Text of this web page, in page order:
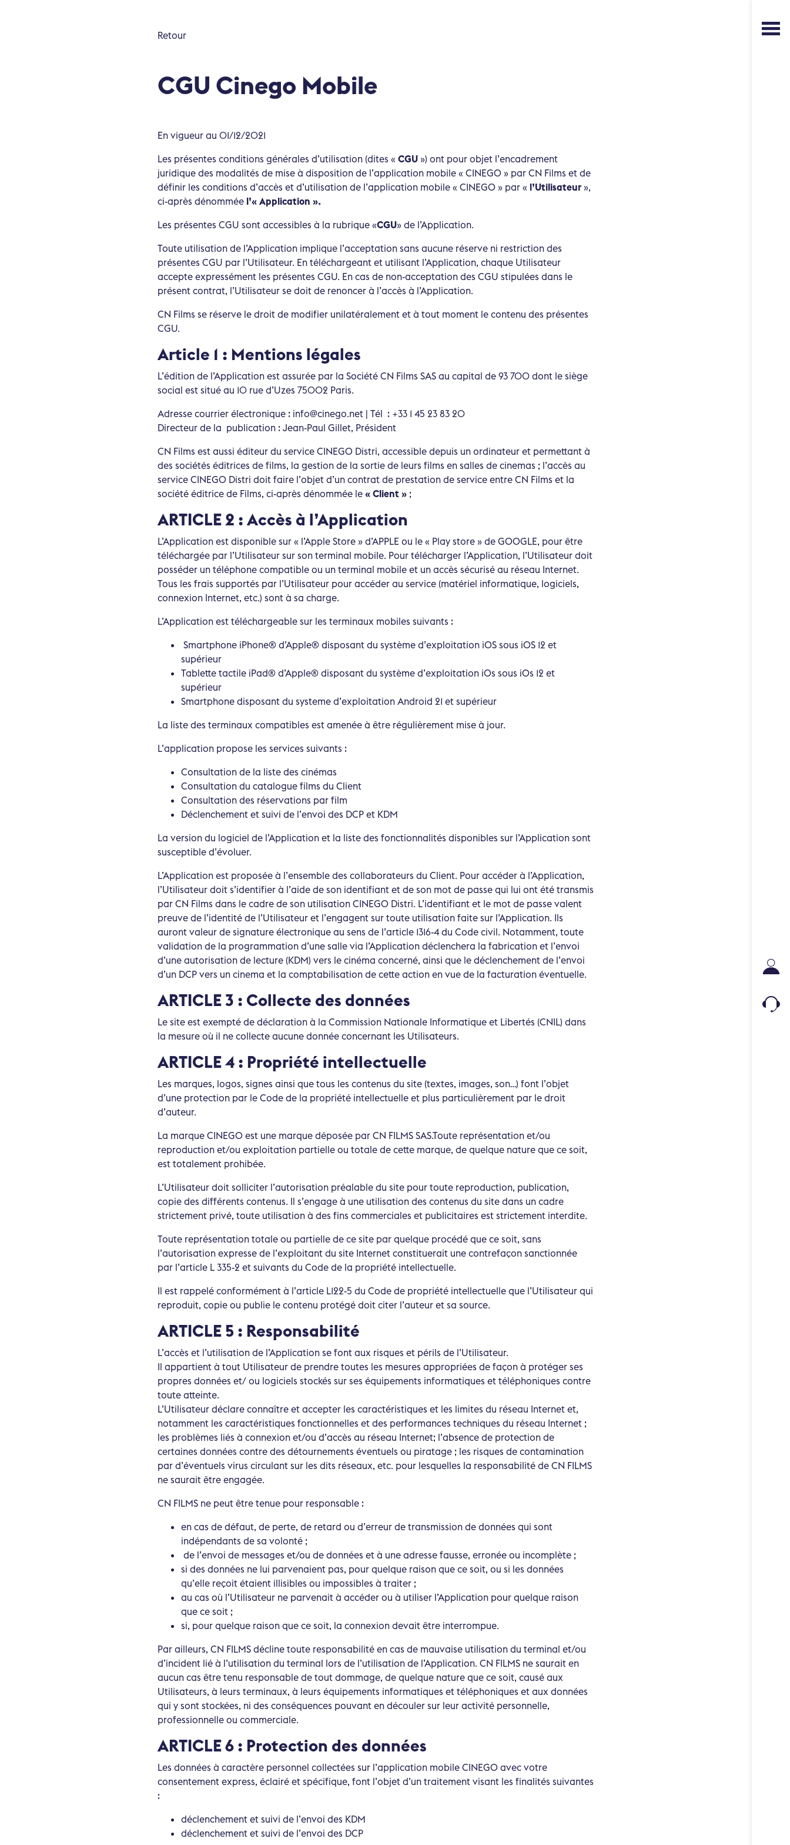
Retour
CGU Cinego Mobile
En vigueur au 01/12/2021
Les présentes conditions générales d’utilisation (dites « CGU») ont pour objet l’encadrement
juridique des modalités de mise à disposition de l’application mobile « CINEGO » par CN Films et de
définir les conditions d’accès et d’utilisation de l’application mobile « CINEGO » par « l’Utilisateur»,
ci-après dénommée l’« Application ».
Les présentes CGU sont accessibles à la rubrique «CGU» de l’Application.
Toute utilisation de l’Application implique l’acceptation sans aucune réserve ni restriction des
présentes CGU par l’Utilisateur. En téléchargeant et utilisant l’Application, chaque Utilisateur
accepte expressément les présentes CGU. En cas de non-acceptation des CGU stipulées dans le
présent contrat, l’Utilisateur se doit de renoncer à l’accès à l’Application.
CN Films se réserve le droit de modifier unilatéralement et à tout moment le contenu des présentes
CGU.
Article 1 : Mentions légales
L’édition de l’Application est assurée par la Société CN Films SAS au capital de 93 700 dont le siège
social est situé au 10 rue d’Uzes 75002 Paris.
Adresse courrier électronique : info@cinego.net | Tél : +33 1 45 23 83 20
Directeur de la publication : Jean-Paul Gillet, Président
CN Films est aussi éditeur du service CINEGO Distri, accessible depuis un ordinateur et permettant à
des sociétés éditrices de films, la gestion de la sortie de leurs films en salles de cinemas ; l’accès au
service CINEGO Distri doit faire l’objet d’un contrat de prestation de service entre CN Films et la
société éditrice de Films, ci-après dénommée le« Client » ;
ARTICLE 2 : Accès à l’Application
L’Application est disponible sur « l’Apple Store » d’APPLE ou le « Play store » de GOOGLE, pour être
téléchargée par l’Utilisateur sur son terminal mobile. Pour télécharger l’Application, l’Utilisateur doit
posséder un téléphone compatible ou un terminal mobile et un accès sécurisé au réseau Internet.
Tous les frais supportés par l’Utilisateur pour accéder au service (matériel informatique, logiciels,
connexion Internet, etc.) sont à sa charge.
L’Application est téléchargeable sur les terminaux mobiles suivants :
Smartphone iPhone® d’Apple® disposant du système d’exploitation iOS sous iOS 12 et
supérieur
Tablette tactile iPad® d’Apple® disposant du système d’exploitation iOs sous iOs 12 et
supérieur
Smartphone disposant du systeme d’exploitation Android 21 et supérieur
La liste des terminaux compatibles est amenée à être régulièrement mise à jour.
L’application propose les services suivants :
Consultation de la liste des cinémas
Consultation du catalogue films du Client
Consultation des réservations par film
Déclenchement et suivi de l’envoi des DCP et KDM
La version du logiciel de l’Application et la liste des fonctionnalités disponibles sur l’Application sont
susceptible d’évoluer.
L’Application est proposée à l’ensemble des collaborateurs du Client. Pour accéder à l’Application,
l’Utilisateur doit s’identifier à l’aide de son identifiant et de son mot de passe qui lui ont été transmis
par CN Films dans le cadre de son utilisation CINEGO Distri. L’identifiant et le mot de passe valent
preuve de l’identité de l’Utilisateur et l’engagent sur toute utilisation faite sur l’Application. Ils
auront valeur de signature électronique au sens de l’article 1316-4 du Code civil. Notamment, toute
validation de la programmation d’une salle via l’Application déclenchera la fabrication et l’envoi
d’une autorisation de lecture (KDM) vers le cinéma concerné, ainsi que le déclenchement de l’envoi
d’un DCP vers un cinema et la comptabilisation de cette action en vue de la facturation éventuelle.
ARTICLE 3 : Collecte des données
Le site est exempté de déclaration à la Commission Nationale Informatique et Libertés (CNIL) dans
la mesure où il ne collecte aucune donnée concernant les Utilisateurs.
ARTICLE 4 : Propriété intellectuelle
Les marques, logos, signes ainsi que tous les contenus du site (textes, images, son…) font l’objet
d’une protection par le Code de la propriété intellectuelle et plus particulièrement par le droit
d’auteur.
La marque CINEGO est une marque déposée par CN FILMS SAS.Toute représentation et/ou
reproduction et/ou exploitation partielle ou totale de cette marque, de quelque nature que ce soit,
est totalement prohibée.
L’Utilisateur doit solliciter l’autorisation préalable du site pour toute reproduction, publication,
copie des différents contenus. Il s’engage à une utilisation des contenus du site dans un cadre
strictement privé, toute utilisation à des fins commerciales et publicitaires est strictement interdite.
Toute représentation totale ou partielle de ce site par quelque procédé que ce soit, sans
l’autorisation expresse de l’exploitant du site Internet constituerait une contrefaçon sanctionnée
par l’article L 335-2 et suivants du Code de la propriété intellectuelle.
Il est rappelé conformément à l’article L122-5 du Code de propriété intellectuelle que l’Utilisateur qui
reproduit, copie ou publie le contenu protégé doit citer l’auteur et sa source.
ARTICLE 5 : Responsabilité
L’accès et l’utilisation de l’Application se font aux risques et périls de l’Utilisateur.
Il appartient à tout Utilisateur de prendre toutes les mesures appropriées de façon à protéger ses
propres données et/ ou logiciels stockés sur ses équipements informatiques et téléphoniques contre
toute atteinte.
L’Utilisateur déclare connaître et accepter les caractéristiques et les limites du réseau Internet et,
notamment les caractéristiques fonctionnelles et des performances techniques du réseau Internet ;
les problèmes liés à connexion et/ou d’accès au réseau Internet; l’absence de protection de
certaines données contre des détournements éventuels ou piratage ; les risques de contamination
par d’éventuels virus circulant sur les dits réseaux, etc. pour lesquelles la responsabilité de CN FILMS
ne saurait être engagée.
CN FILMS ne peut être tenue pour responsable :
en cas de défaut, de perte, de retard ou d’erreur de transmission de données qui sont
indépendants de sa volonté ;
de l’envoi de messages et/ou de données et à une adresse fausse, erronée ou incomplète ;
si des données ne lui parvenaient pas, pour quelque raison que ce soit, ou si les données
qu’elle reçoit étaient illisibles ou impossibles à traiter ;
au cas où l’Utilisateur ne parvenait à accéder ou à utiliser l’Application pour quelque raison
que ce soit ;
si, pour quelque raison que ce soit, la connexion devait être interrompue.
Par ailleurs, CN FILMS décline toute responsabilité en cas de mauvaise utilisation du terminal et/ou
d’incident lié à l’utilisation du terminal lors de l’utilisation de l’Application. CN FILMS ne saurait en
aucun cas être tenu responsable de tout dommage, de quelque nature que ce soit, causé aux
Utilisateurs, à leurs terminaux, à leurs équipements informatiques et téléphoniques et aux données
qui y sont stockées, ni des conséquences pouvant en découler sur leur activité personnelle,
professionnelle ou commerciale.
ARTICLE 6 : Protection des données
Les données à caractère personnel collectées sur l’application mobile CINEGO avec votre
consentement express, éclairé et spécifique, font l’objet d’un traitement visant les finalités suivantes
:
déclenchement et suivi de l’envoi des KDM
déclenchement et suivi de l’envoi des DCP